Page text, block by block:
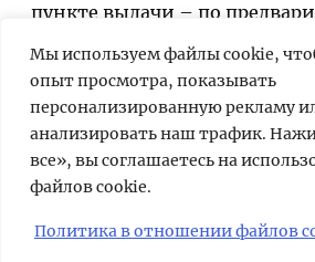
Мы используем файлы cookie,
опыт просмотра, показывать
персонализированную рекламу
анализировать наш трафик.
все», вы соглашаетесь на
файлов cookie.
Политика в отношении файлов
пункте выдачи – по
Мы используем cookies для
удобной работы сайта.
пользоваться сайтом, вы